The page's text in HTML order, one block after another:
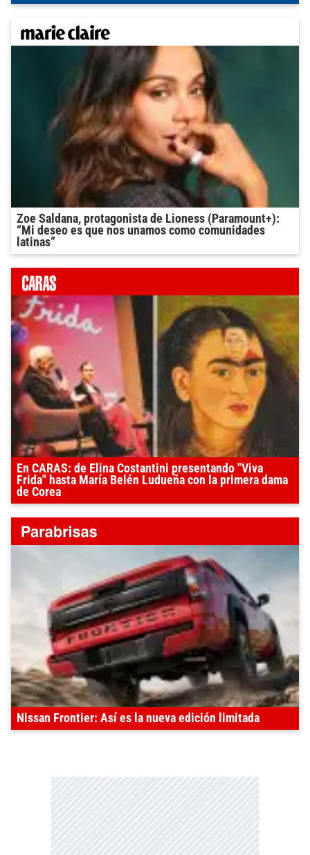
Zoe Saldana, protagonista de Lioness (Paramount+):
“Mi deseo es que nos unamos como comunidades
latinas”
En CARAS: de Elina Costantini presentando "Viva
Frida" hasta María Belén Ludueña con la primera dama
de Corea
Nissan Frontier: Así es la nueva edición limitada